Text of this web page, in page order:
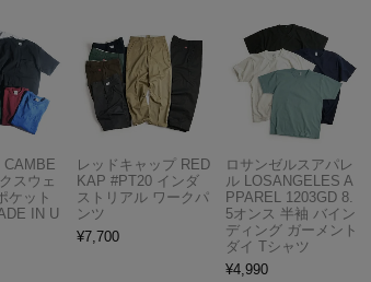
CAMBE
スウェ
ケット
IN U
レッドキャップ RED
KAP #PT20 インダ
ストリアル ワークパ
ンツ
¥7,700
ロサンゼルスアパレ
ル LOSANGELES A
PPAREL 1203GD 8.
5オンス 半袖 バイン
ディング ガーメント
ダイ Tシャツ
¥4,990